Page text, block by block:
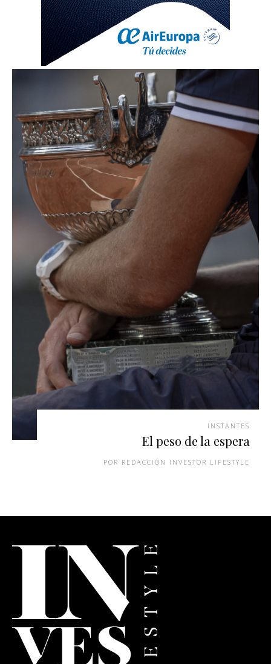
INSTANTES
El peso de la espera
REDACCIÓN INVESTOR LIFESTYLE